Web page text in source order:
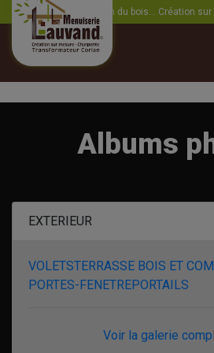
La passion du bois... Création
Albums
EXTERIEUR
VOLETSTERRASSE BOIS ET
PORTES-FENETREPORTAILS
Voir la galerie